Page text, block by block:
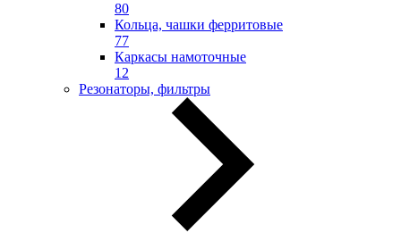
80
Кольца, чашки ферритовые
77
Каркасы намоточные
12
Резонаторы, фильтры